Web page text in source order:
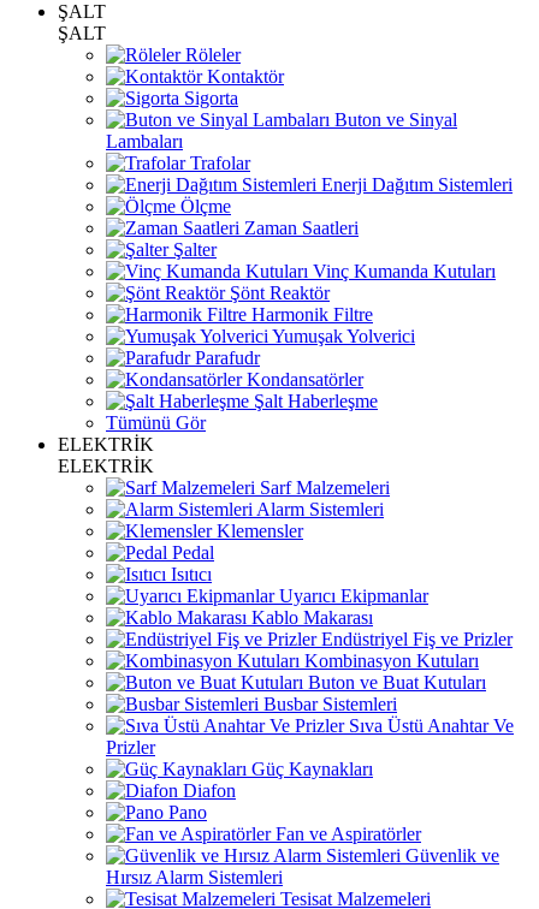
ŞALT
ŞALT
Röleler
Kontaktör
Sigorta
Buton ve Sinyal
Lambaları
Trafolar
Enerji Dağıtım Sistemleri
Ölçme
Zaman Saatleri
Şalter
Vinç Kumanda Kutuları
Şönt Reaktör
Harmonik Filtre
Yumuşak Yolverici
Parafudr
Kondansatörler
Şalt Haberleşme
Tümünü Gör
ELEKTRİK
ELEKTRİK
Sarf Malzemeleri
Alarm Sistemleri
Klemensler
Pedal
Isıtıcı
Uyarıcı Ekipmanlar
Kablo Makarası
Endüstriyel Fiş ve Prizler
Kombinasyon Kutuları
Buton ve Buat Kutuları
Busbar Sistemleri
Sıva Üstü Anahtar Ve
Prizler
Güç Kaynakları
Diafon
Pano
Fan ve Aspiratörler
Güvenlik ve
Hırsız Alarm Sistemleri
Tesisat Malzemeleri